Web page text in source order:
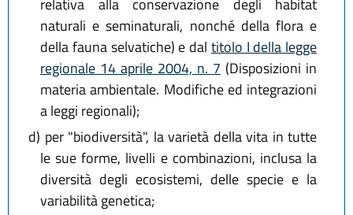
relativa alla conservazione degli habitat
naturali e seminaturali, nonché della flora e
della fauna selvatiche) e dal titolo I della legge
regionale 14 aprile 2004, n. 7 (Disposizioni in
materia ambientale. Modifiche ed integrazioni
a leggi regionali);
d) per "biodiversità", la varietà della vita in tutte
le sue forme, livelli e combinazioni, inclusa la
diversità degli ecosistemi, delle specie e la
variabilità genetica;